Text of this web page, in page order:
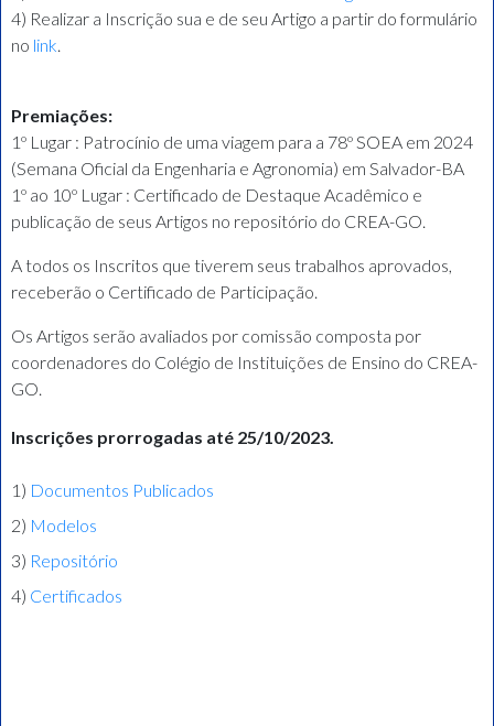
4) Realizar a Inscrição sua e de seu Artigo a partir do formulário
no link.
Premiações:
1º Lugar : Patrocínio de uma viagem para a 78º SOEA em 2024
(Semana Oficial da Engenharia e Agronomia) em Salvador-BA
1º ao 10º Lugar : Certificado de Destaque Acadêmico e
publicação de seus Artigos no repositório do CREA-GO.
A todos os Inscritos que tiverem seus trabalhos aprovados,
receberão o Certificado de Participação.
Os Artigos serão avaliados por comissão composta por
coordenadores do Colégio de Instituições de Ensino do CREA-
GO.
Inscrições prorrogadas até 25/10/2023.
1) Documentos Publicados
2) Modelos
3) Repositório
4) Certificados